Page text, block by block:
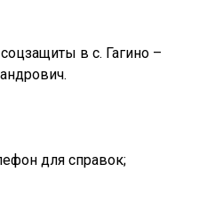
в с. Гагино –
для справок;